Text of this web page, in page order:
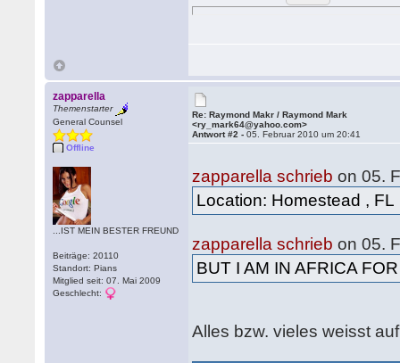
zapparella
Themenstarter
General Counsel
Offline
...IST MEIN BESTER FREUND
Beiträge: 20110
Standort: Pians
Mitglied seit: 07. Mai 2009
Geschlecht:
Re: Raymond Makr / Raymond Mark
<ry_mark64@yahoo.com>
Antwort #2 -05. Februar 2010 um 20:41
zapparella schrieb on 05.
Location: Homestead , FL
zapparella schrieb on 05.
BUT I AM IN AFRICA
Alles bzw. vieles weisst